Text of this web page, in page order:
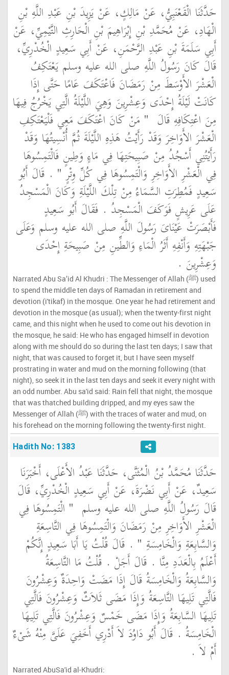
حَدَّثَنَا الْقَعْنَبِيُّ، عَنْ مَالِكٍ، عَنْ يَزِيدَ بْنِ عَبْدِ اللَّهِ بْنِ
الْهَادِ، عَنْ مُحَمَّدِ بْنِ إِبْرَاهِيمَ بْنِ الْحَارِثِ التَّيْمِيِّ، عَنْ
أَبِي سَلَمَةَ بْنِ عَبْدِ الرَّحْمَنِ، عَنْ أَبِي سَعِيدٍ الْخُدْرِيِّ،
قَالَ كَانَ رَسُولُ اللَّهِ صلى الله عليه وسلم يَعْتَكِفُ
الْعَشْرَ الأَوْسَطَ مِنْ رَمَضَانَ فَاعْتَكَفَ عَامًا حَتَّى إِذَا
كَانَتْ لَيْلَةُ إِحْدَى وَعِشْرِينَ وَهِيَ اللَّيْلَةُ الَّتِي يَخْرُجُ فِيهَا
مِنَ اعْتِكَافِهِ قَالَ ‏ "‏ مَنْ كَانَ اعْتَكَفَ مَعِي فَلْيَعْتَكِفِ
الْعَشْرَ الأَوَاخِرَ وَقَدْ رَأَيْتُ هَذِهِ اللَّيْلَةَ ثُمَّ أُنْسِيتُهَا وَقَدْ
رَأَيْتُنِي أَسْجُدُ مِنْ صَبِيحَتِهَا فِي مَاءٍ وَطِينٍ فَالْتَمِسُوهَا
فِي الْعَشْرِ الأَوَاخِرِ وَالْتَمِسُوهَا فِي كُلِّ وِتْرٍ ‏" ‏ ‏.‏ قَالَ أَبُو
سَعِيدٍ فَمُطِرَتِ السَّمَاءُ مِنْ تِلْكَ اللَّيْلَةِ وَكَانَ الْمَسْجِدُ
عَلَى عَرِيشٍ فَوَكَفَ الْمَسْجِدُ ‏.‏ فَقَالَ أَبُو سَعِيدٍ
فَأَبْصَرَتْ عَيْنَاىَ رَسُولَ اللَّهِ صلى الله عليه وسلم وَعَلَى
جَبْهَتِهِ وَأَنْفِهِ أَثَرُ الْمَاءِ وَالطِّينِ مِنْ صَبِيحَةِ إِحْدَى
وَعِشْرِينَ ‏.‏
Narrated Abu Sa’id Al Khudri : The Messenger of Allah (ﷺ) used
to spend the middle ten days of Ramadan in retirement and
devotion (i'tikaf) in the mosque. One year he had retirement and
devotion in the mosque (as usual); when the twenty-first night
came, and this night when he used to come out his devotion in
the mosque, he said: He who has engaged himself in devotion
along with me should do so during the last ten days; I saw that
night, that was caused to forget it, but I have seen myself
prostrating in water and mud on the morning following (that
night), so seek it in the last ten days and seek it every night with
an odd number. Abu sa'id said: Rain fell that night, the mosque
that was thatched building dripped, and my eyes saw the
Messenger of Allah (ﷺ) with the traces of water and mud, on
his forehead on the morning following the twenty-first night.
Hadith No: 1383
حَدَّثَنَا مُحَمَّدُ بْنُ الْمُثَنَّى، حَدَّثَنَا عَبْدُ الأَعْلَى، أَخْبَرَنَا
سَعِيدٌ، عَنْ أَبِي نَضْرَةَ، عَنْ أَبِي سَعِيدٍ الْخُدْرِيِّ، قَالَ
قَالَ رَسُولُ اللَّهِ صلى الله عليه وسلم ‏ "‏ الْتَمِسُوهَا فِي
الْعَشْرِ الأَوَاخِرِ مِنْ رَمَضَانَ وَالْتَمِسُوهَا فِي التَّاسِعَةِ
وَالسَّابِعَةِ وَالْخَامِسَةِ ‏" ‏ ‏.‏ قَالَ قُلْتُ يَا أَبَا سَعِيدٍ إِنَّكُمْ
أَعْلَمُ بِالْعَدَدِ مِنَّا ‏.‏ قَالَ أَجَلْ ‏.‏ قُلْتُ مَا التَّاسِعَةُ
وَالسَّابِعَةُ وَالْخَامِسَةُ قَالَ إِذَا مَضَتْ وَاحِدَةٌ وَعِشْرُونَ
فَالَّتِي تَلِيهَا التَّاسِعَةُ وَإِذَا مَضَى ثَلاَثٌ وَعِشْرُونَ فَالَّتِي
تَلِيهَا السَّابِعَةُ وَإِذَا مَضَى خَمْسٌ وَعِشْرُونَ فَالَّتِي تَلِيهَا
الْخَامِسَةُ ‏.‏ قَالَ أَبُو دَاوُدَ لاَ أَدْرِي أَخَفِيَ عَلَىَّ مِنْهُ شَىْءٌ
أَمْ لاَ ‏.‏
Narrated AbuSa'id al-Khudri: